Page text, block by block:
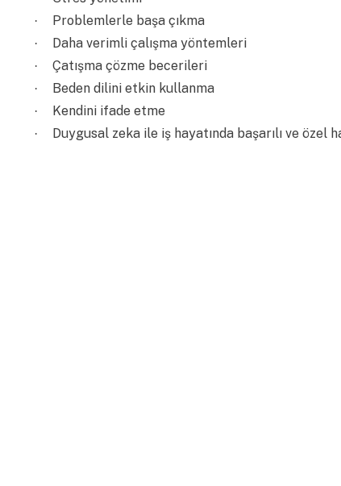
· Problemlerle başa çıkma
· Daha verimli çalışma yöntemleri
· Çatışma çözme becerileri
· Beden dilini etkin kullanma
· Kendini ifade etme
· Duygusal zeka ile iş hayatında başarılı ve özel